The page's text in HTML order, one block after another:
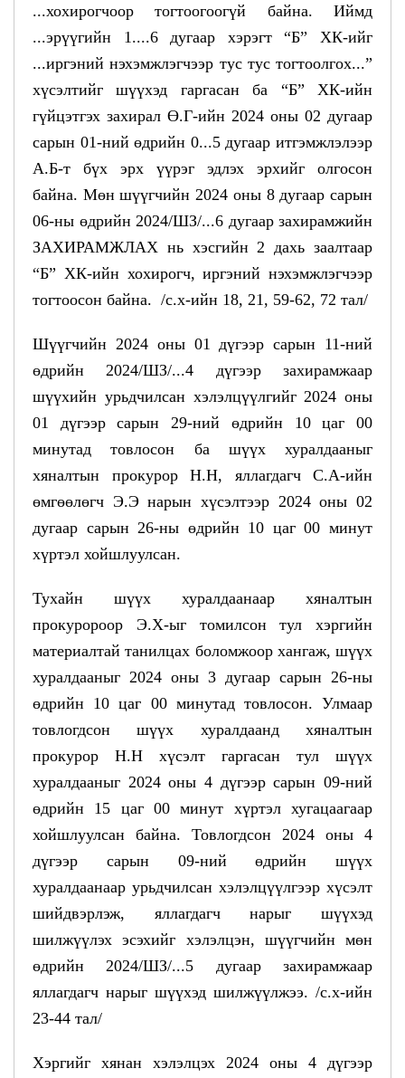
...хохирогчоор тогтоогоогүй байна. Иймд
...эрүүгийн 1....6 дугаар хэрэгт “Б” ХК-ийг
...иргэний нэхэмжлэгчээр тус тус тогтоолгох...”
хүсэлтийг шүүхэд гаргасан ба “Б” ХК-ийн
гүйцэтгэх захирал Ө.Г-ийн 2024 оны 02 дугаар
сарын 01-ний өдрийн 0...5 дугаар итгэмжлэлээр
А.Б-т бүх эрх үүрэг эдлэх эрхийг олгосон
байна. Мөн шүүгчийн 2024 оны 8 дугаар сарын
06-ны өдрийн 2024/ШЗ/...6 дугаар захирамжийн
ЗАХИРАМЖЛАХ нь хэсгийн 2 дахь заалтаар
“Б” ХК-ийн хохирогч, иргэний нэхэмжлэгчээр
тогтоосон байна. /с.х-ийн 18, 21, 59-62, 72 тал/
Шүүгчийн 2024 оны 01 дүгээр сарын 11-ний
өдрийн 2024/ШЗ/...4 дүгээр захирамжаар
шүүхийн урьдчилсан хэлэлцүүлгийг 2024 оны
01 дүгээр сарын 29-ний өдрийн 10 цаг 00
минутад товлосон ба шүүх хуралдааныг
хяналтын прокурор Н.Н, яллагдагч С.А-ийн
өмгөөлөгч Э.Э нарын хүсэлтээр 2024 оны 02
дугаар сарын 26-ны өдрийн 10 цаг 00 минут
хүртэл хойшлуулсан.
Тухайн шүүх хуралдаанаар хяналтын
прокуророор Э.Х-ыг томилсон тул хэргийн
материалтай танилцах боломжоор хангаж, шүүх
хуралдааныг 2024 оны 3 дугаар сарын 26-ны
өдрийн 10 цаг 00 минутад товлосон. Улмаар
товлогдсон шүүх хуралдаанд хяналтын
прокурор Н.Н хүсэлт гаргасан тул шүүх
хуралдааныг 2024 оны 4 дүгээр сарын 09-ний
өдрийн 15 цаг 00 минут хүртэл хугацаагаар
хойшлуулсан байна. Товлогдсон 2024 оны 4
дүгээр сарын 09-ний өдрийн шүүх
хуралдаанаар урьдчилсан хэлэлцүүлгээр хүсэлт
шийдвэрлэж, яллагдагч нарыг шүүхэд
шилжүүлэх эсэхийг хэлэлцэн, шүүгчийн мөн
өдрийн 2024/ШЗ/...5 дугаар захирамжаар
яллагдагч нарыг шүүхэд шилжүүлжээ. /с.х-ийн
23-44 тал/
Хэргийг хянан хэлэлцэх 2024 оны 4 дүгээр